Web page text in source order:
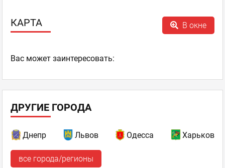
Вкусно, быстро и по умеренной цене
она самая любимая в этой пиццерии. Привезли достаточно
facebook twitter
КАРТА В окне
Ваc может заинтересовать:
ДРУГИЕ ГОРОДА
Днепр Львов Одесса Харьков
все города/регионы